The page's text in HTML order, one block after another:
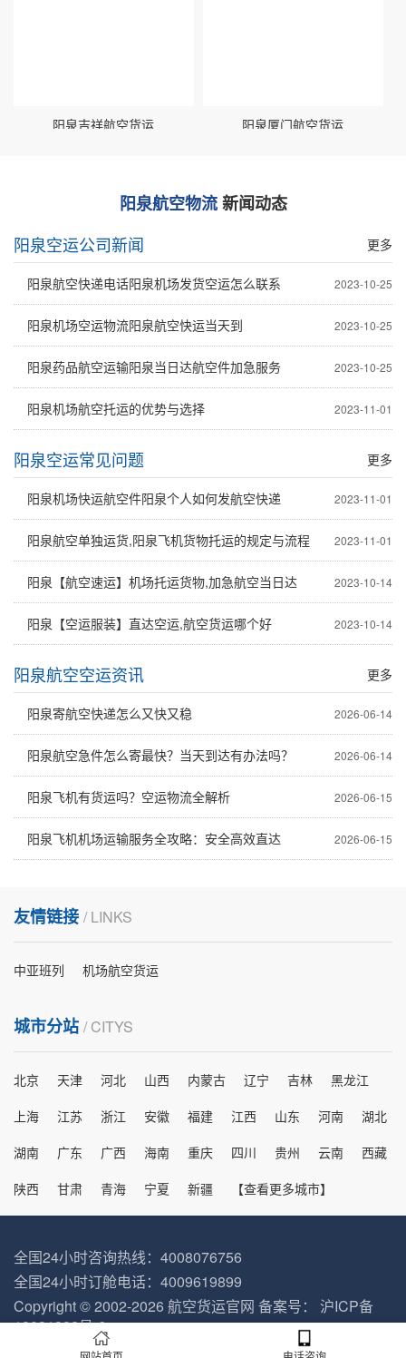
阳泉吉祥航空货运 阳泉厦门航空货运
阳泉东方航空货运
阳泉航空物流新闻动态
更多
阳泉空运公司新闻
2023-10-25
阳泉航空快递电话阳泉机场发货空运怎么联系
2023-10-25
阳泉机场空运物流阳泉航空快运当天到
2023-10-25
阳泉药品航空运输阳泉当日达航空件加急服务
2023-11-01
阳泉机场航空托运的优势与选择
更多
阳泉空运常见问题
2023-11-01
阳泉机场快运航空件阳泉个人如何发航空快递
2023-11-01
阳泉航空单独运货,阳泉飞机货物托运的规定与流程
2023-10-14
阳泉【航空速运】机场托运货物,加急航空当日达
2023-10-14
阳泉【空运服装】直达空运,航空货运哪个好
更多
阳泉航空空运资讯
2026-06-14
阳泉寄航空快递怎么又快又稳
2026-06-14
阳泉航空急件怎么寄最快？当天到达有办法吗？
2026-06-15
阳泉飞机有货运吗？空运物流全解析
2026-06-15
阳泉飞机机场运输服务全攻略：安全高效直达
友情链接 / LINKS
中亚班列 机场航空货运
城市分站 / CITYS
北京 天津 河北 山西 内蒙古 辽宁 吉林
黑龙江
上海
江苏 浙江 安徽 福建 江西 山东 河南
湖北
湖南
广东 广西 海南 重庆 四川 贵州 云南
西藏
陕西
甘肃 青海 宁夏 新疆 【查看更多城市】
全国24小时咨询热线：4008076756
全国24小时订舱电话：4009619899
Copyright © 2002-2026 航空货运官网 备案号： 沪ICP备
18031382号-6